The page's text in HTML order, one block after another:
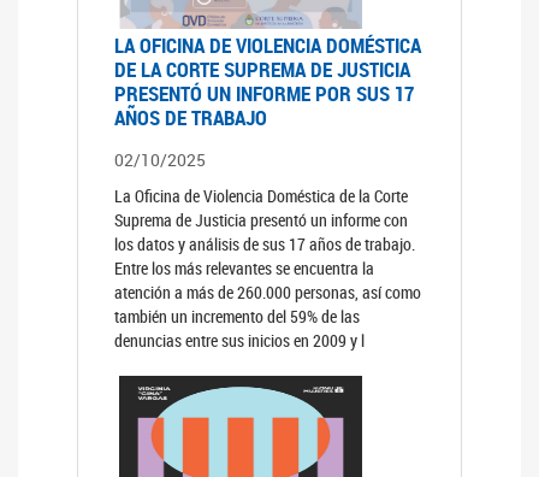
LA OFICINA DE VIOLENCIA DOMÉSTICA
DE LA CORTE SUPREMA DE JUSTICIA
PRESENTÓ UN INFORME POR SUS 17
AÑOS DE TRABAJO
02/10/2025
La Oficina de Violencia Doméstica de la Corte
Suprema de Justicia presentó un informe con
los datos y análisis de sus 17 años de trabajo.
Entre los más relevantes se encuentra la
atención a más de 260.000 personas, así como
también un incremento del 59% de las
denuncias entre sus inicios en 2009 y l